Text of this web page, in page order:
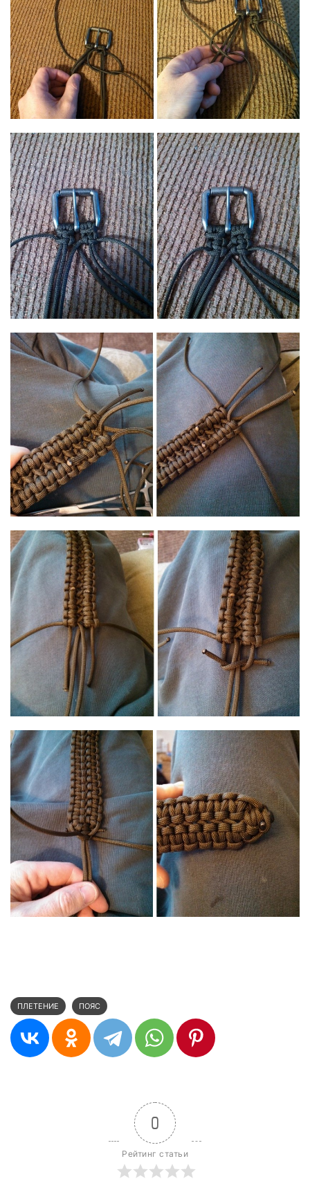
ПЛЕТЕНИЕ ПОЯС
0
Рейтинг статьи